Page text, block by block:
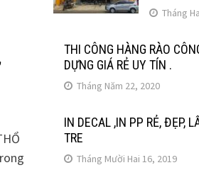
Tháng
THI CÔNG HÀNG RÀO
DỰNG GIÁ RẺ UY TÍN .
Tháng Năm 22, 2020
IN DECAL ,IN PP RẺ, ĐẸP,
TRE
Tháng Mười Hai 16, 2019